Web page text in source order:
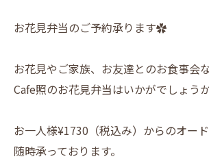
お花見弁当のご予約承ります✿
お花見やご家族、お友達とのお食事会な
Cafe照のお花見弁当はいかがでしょう
お一人様¥1730（税込み）からのオー
随時承っております。